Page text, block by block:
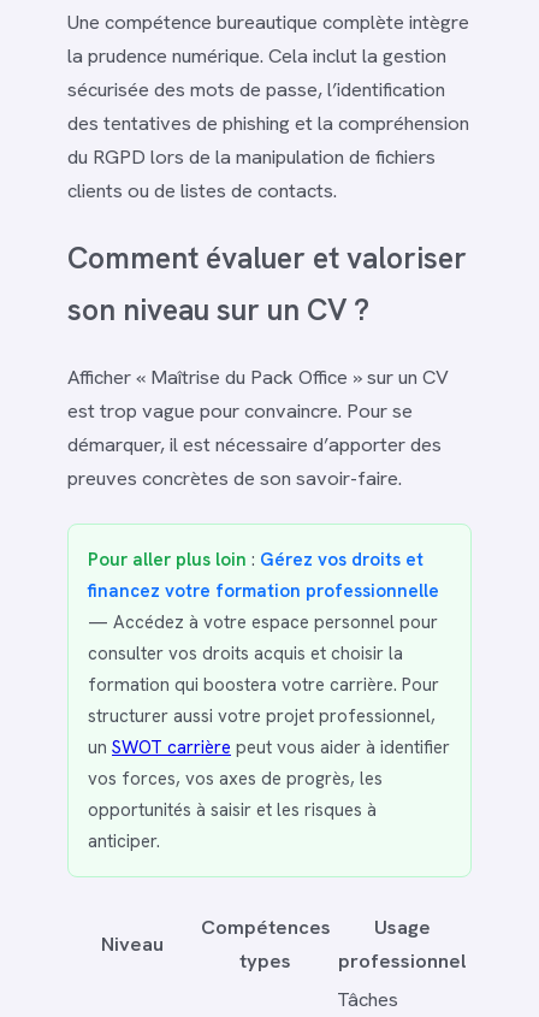
Une compétence bureautique complète intègre
la prudence numérique. Cela inclut la gestion
sécurisée des mots de passe, l’identification
des tentatives de phishing et la compréhension
du RGPD lors de la manipulation de fichiers
clients ou de listes de contacts.
Comment évaluer et valoriser
son niveau sur un CV ?
Afficher « Maîtrise du Pack Office » sur un CV
est trop vague pour convaincre. Pour se
démarquer, il est nécessaire d’apporter des
preuves concrètes de son savoir-faire.
Pour aller plus loin : Gérez vos droits et
financez votre formation professionnelle
— Accédez à votre espace personnel pour
consulter vos droits acquis et choisir la
formation qui boostera votre carrière. Pour
structurer aussi votre projet professionnel,
un SWOT carrière peut vous aider à identifier
vos forces, vos axes de progrès, les
opportunités à saisir et les risques à
anticiper.
Niveau
Compétences
types
Usage
professionnel
Tâches